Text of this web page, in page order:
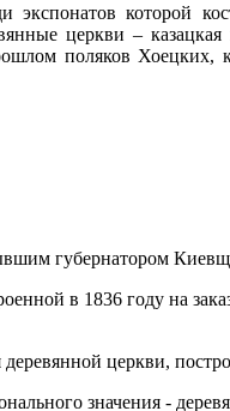
которой
церкви –
поляков
губернатором
в 1836 году на
церкви,
значения -